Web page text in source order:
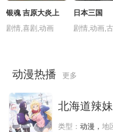
银魂 吉原大炎上
剧情,喜剧,动画
日本三国
剧情,动画,
动漫热播 更多
北海道辣
类型： 动漫， 地